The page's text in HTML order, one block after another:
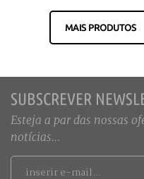
MAIS PRODUTOS
SUBSCREVER
Esteja a par das nossas
notícias...